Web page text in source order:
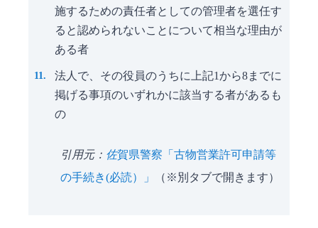
施するための責任者としての管理者を選任す
ると認められないことについて相当な理由が
ある者
法人で、その役員のうちに上記1から8までに
掲げる事項のいずれかに該当する者があるも
の
引用元： 佐賀県警察「古物営業許可申請等
の手続き(必読）」
（※別タブで開きます）